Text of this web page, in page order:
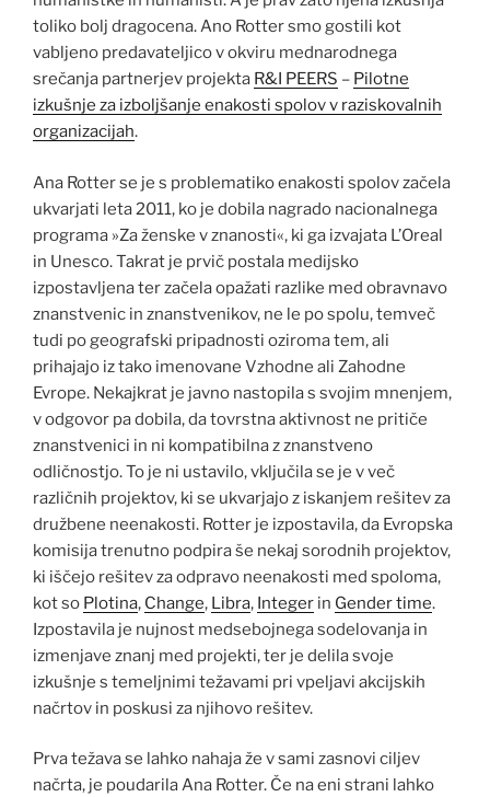
toliko bolj dragocena. Ano Rotter smo gostili kot
vabljeno predavateljico v okviru mednarodnega
srečanja partnerjev projekta R&I PEERS – Pilotne
izkušnje za izboljšanje enakosti spolov v raziskovalnih
organizacijah.
Ana Rotter se je s problematiko enakosti spolov začela
ukvarjati leta 2011, ko je dobila nagrado nacionalnega
programa »Za ženske v znanosti«, ki ga izvajata L’Oreal
in Unesco. Takrat je prvič postala medijsko
izpostavljena ter začela opažati razlike med obravnavo
znanstvenic in znanstvenikov, ne le po spolu, temveč
tudi po geografski pripadnosti oziroma tem, ali
prihajajo iz tako imenovane Vzhodne ali Zahodne
Evrope. Nekajkrat je javno nastopila s svojim mnenjem,
v odgovor pa dobila, da tovrstna aktivnost ne pritiče
znanstvenici in ni kompatibilna z znanstveno
odličnostjo. To je ni ustavilo, vključila se je v več
različnih projektov, ki se ukvarjajo z iskanjem rešitev za
družbene neenakosti. Rotter je izpostavila, da Evropska
komisija trenutno podpira še nekaj sorodnih projektov,
ki iščejo rešitev za odpravo neenakosti med spoloma,
kot so Plotina, Change, Libra, Integer in Gender time.
Izpostavila je nujnost medsebojnega sodelovanja in
izmenjave znanj med projekti, ter je delila svoje
izkušnje s temeljnimi težavami pri vpeljavi akcijskih
načrtov in poskusi za njihovo rešitev.
Prva težava se lahko nahaja že v sami zasnovi ciljev
načrta, je poudarila Ana Rotter. Če na eni strani lahko